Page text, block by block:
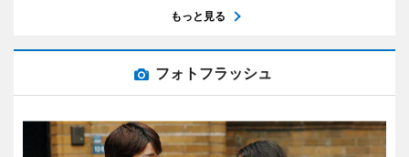
もっと見る
フォトフラッシュ